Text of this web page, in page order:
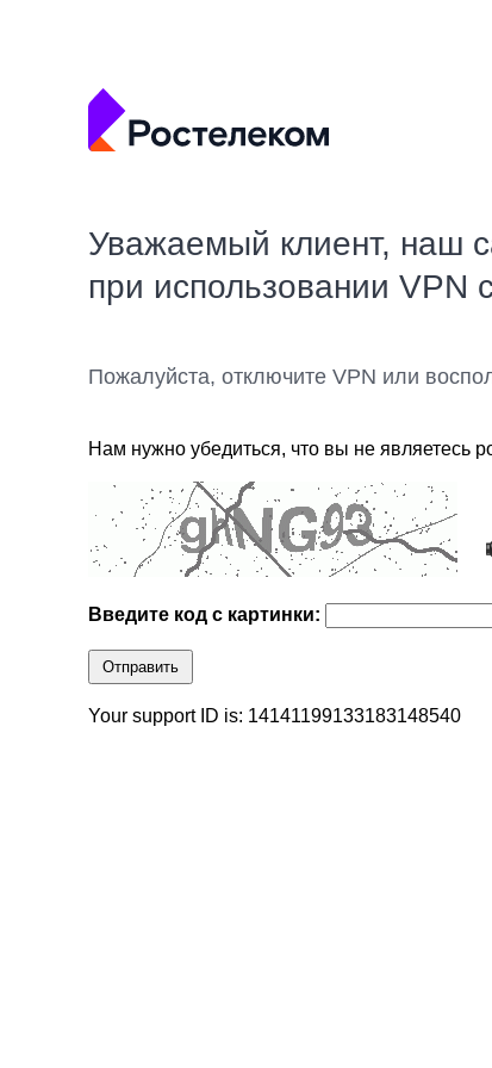
Уважаемый клиент, наш
при использовании VPN
Пожалуйста, отключите VPN или
Нам нужно убедиться, что вы не являетесь
Введите код с картинки:
Отправить
Your support ID is: 14141199133183148540